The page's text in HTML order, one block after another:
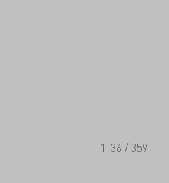
1-36 / 359